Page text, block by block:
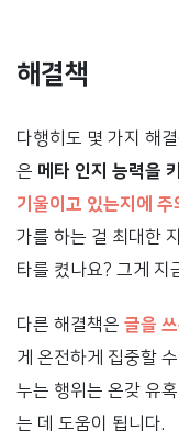
해결책
다행히도 몇 가지 해
은 메타 인지 능력을
기울이고 있는지에
가를 하는 걸 최대한
타를 켰나요? 그게 지
다른 해결책은 글을
게 온전하게 집중할
누는 행위는 온갖 유
는 데 도움이 됩니다.